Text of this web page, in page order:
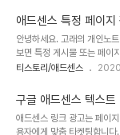
테스트해봤을 때 전부 못 찾
기본적으로 구글 애드센스
되지만, 구글 고객센터에서
추가하면 페이지 하단에 앵
센스 프로그램 정책을 위반
은 애드센스 앵커 광고가 페
테스트한 결과 페이지 상단
애드센스 특정 페이
안녕하세요. 고래의 개인노
보면 특정 게시물 또는 페이
다. 예를 들어 소개 페이지,
하고 있습니다. 애드센스 특
접속하고, 광고 > 개요 순으
하고 싶은 본인 도메인 우측
티스토리/애드센스
구글 애드센스 텍스
애드센스 링크 광고는 페이
용자에게 맞춤 타켓팅합니